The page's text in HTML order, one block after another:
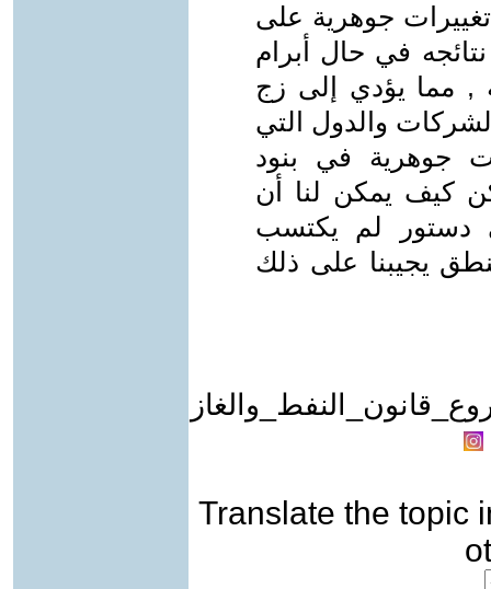
جوهرية على
في حال أبرام
, مما يؤدي إلى زج
والدول التي
جوهرية في بنود
كيف يمكن لنا أن
دستور لم يكتسب
يجيبنا على ذلك
Translate the topic